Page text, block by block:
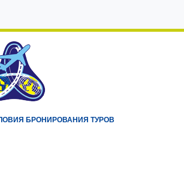
БРОНИРОВАНИЯ ТУРОВ